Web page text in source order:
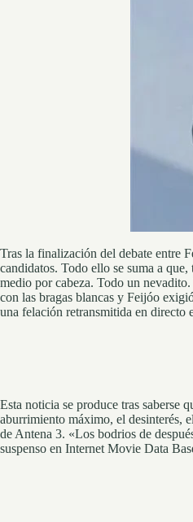
Tras la finalización del debate entre
candidatos. Todo ello se suma a
medio por cabeza. Todo un
con las bragas blancas y Feijóo
una felación retransmitida en directo
Esta noticia se produce tras saberse
aburrimiento máximo, el desinterés,
de Antena 3. «Los bodrios de
suspenso en Internet Movie Data